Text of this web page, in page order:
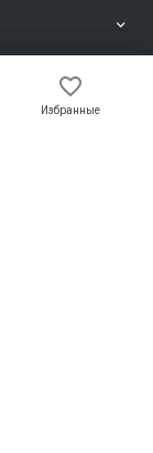
Избранные
Избранные